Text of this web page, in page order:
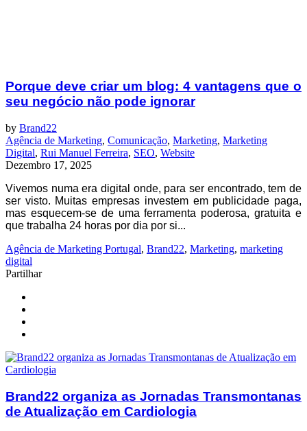
Porque deve criar um blog: 4 vantagens que o
seu negócio não pode ignorar
by Brand22
Agência de Marketing, Comunicação, Marketing, Marketing
Digital, Rui Manuel Ferreira, SEO, Website
Dezembro 17, 2025
Vivemos numa era digital onde, para ser encontrado, tem de
ser visto. Muitas empresas investem em publicidade paga,
mas esquecem-se de uma ferramenta poderosa, gratuita e
que trabalha 24 horas por dia por si...
Agência de Marketing Portugal, Brand22, Marketing, marketing
digital
Partilhar
Brand22 organiza as Jornadas Transmontanas
de Atualização em Cardiologia